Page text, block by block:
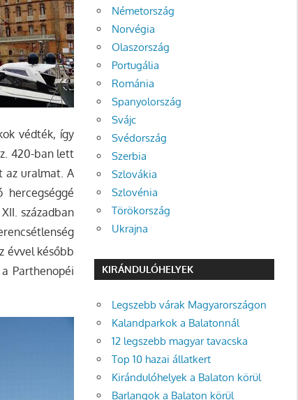
védték, így
420-ban lett
az uralmat. A
hercegséggé
században
évvel később
Parthenopéi
Németország
Norvégia
Olaszország
Portugália
Románia
Spanyolország
Svájc
Svédország
Szerbia
Szlovákia
Szlovénia
Törökország
Ukrajna
KIRÁNDULÓHELYEK
Legszebb várak Magyarországon
Kalandparkok a Balatonnál
12 legszebb magyar tavacska
Top 10 hazai állatkert
Kirándulóhelyek a Balaton körül
Barlangok a Balaton körül